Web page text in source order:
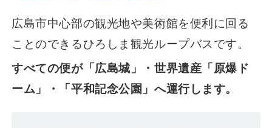
広島市中心部の観光地や美術館を便利に回る
ことのできるひろしま観光ループバスです。
すべての便が「広島城」・世界遺産「原爆ド
ーム」・「平和記念公園」へ運行します。